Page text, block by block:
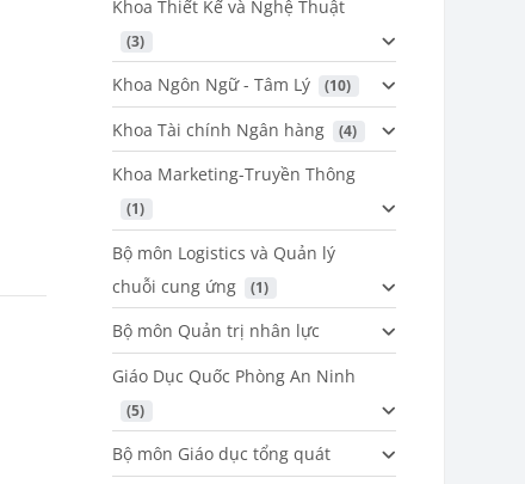
Khoa Thiết Kế và Nghệ Thuật
(3)
Khoa Ngôn Ngữ - Tâm Lý (10)
Khoa Tài chính Ngân hàng (4)
Khoa Marketing-Truyền Thông
(1)
Bộ môn Logistics và Quản lý
chuỗi cung ứng
(1)
Bộ môn Quản trị nhân lực
Giáo Dục Quốc Phòng An Ninh
(5)
Bộ môn Giáo dục tổng quát